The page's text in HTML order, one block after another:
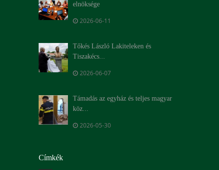
elnöksége
2026-06-11
Tőkés László Lakiteleken és
Tiszakécs...
2026-06-07
Támadás az egyház és teljes magyar
köz...
2026-05-30
Címkék